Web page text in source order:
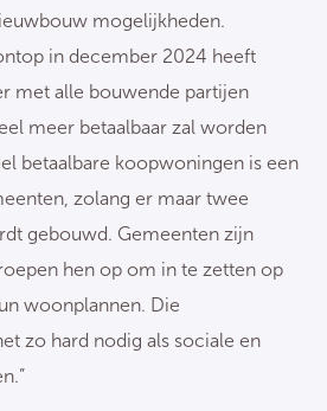
mogelijkheden.
in december 2024 heeft
met alle bouwende partijen
meer betaalbaar zal worden
betaalbare koopwoningen is een
zolang er maar twee
gebouwd. Gemeenten zijn
hen op om in te zetten op
woonplannen. Die
zo hard nodig als sociale en